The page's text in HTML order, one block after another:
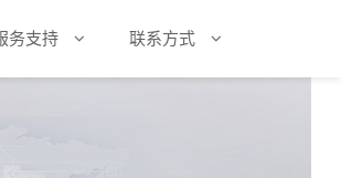
务支持 联系方式